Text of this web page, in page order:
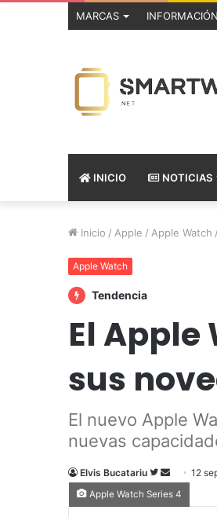
MARCAS
INICIO NOTICIAS
Inicio / Apple / Apple Watch /
Apple Watch
Tendencia
El Apple
sus
El nuevo Apple
nuevas
Elvis Bucatariu
Follow
on
Twitter
Send
an
email
12
Apple Watch Series 4